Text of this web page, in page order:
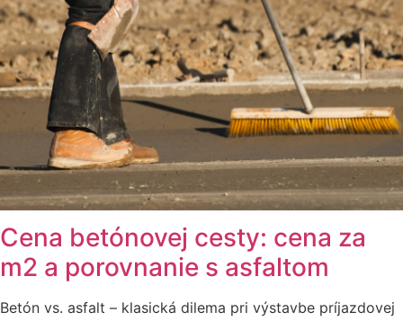
Cena betónovej cesty: cena za
m2 a porovnanie s asfaltom
Betón vs. asfalt – klasická dilema pri výstavbe príjazdovej